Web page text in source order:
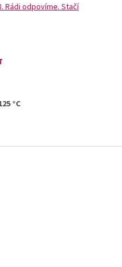
Rádi odpovíme. Stačí
°C